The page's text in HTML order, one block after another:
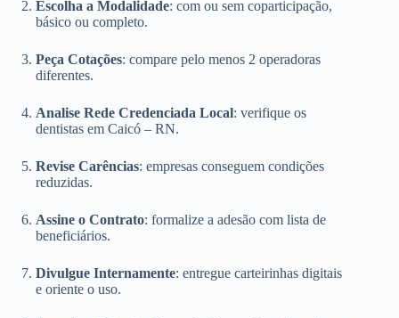
Escolha a Modalidade: com ou sem coparticipação,
básico ou completo.
Peça Cotações: compare pelo menos 2 operadoras
diferentes.
Analise Rede Credenciada Local: verifique os
dentistas em Caicó – RN.
Revise Carências: empresas conseguem condições
reduzidas.
Assine o Contrato: formalize a adesão com lista de
beneficiários.
Divulgue Internamente: entregue carteirinhas digitais
e oriente o uso.